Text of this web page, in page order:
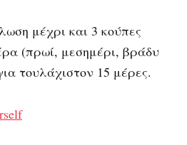
μέχρι και 3 κούπες
(πρωί, μεσημέρι, βράδυ
τουλάχιστον 15 μέρες.